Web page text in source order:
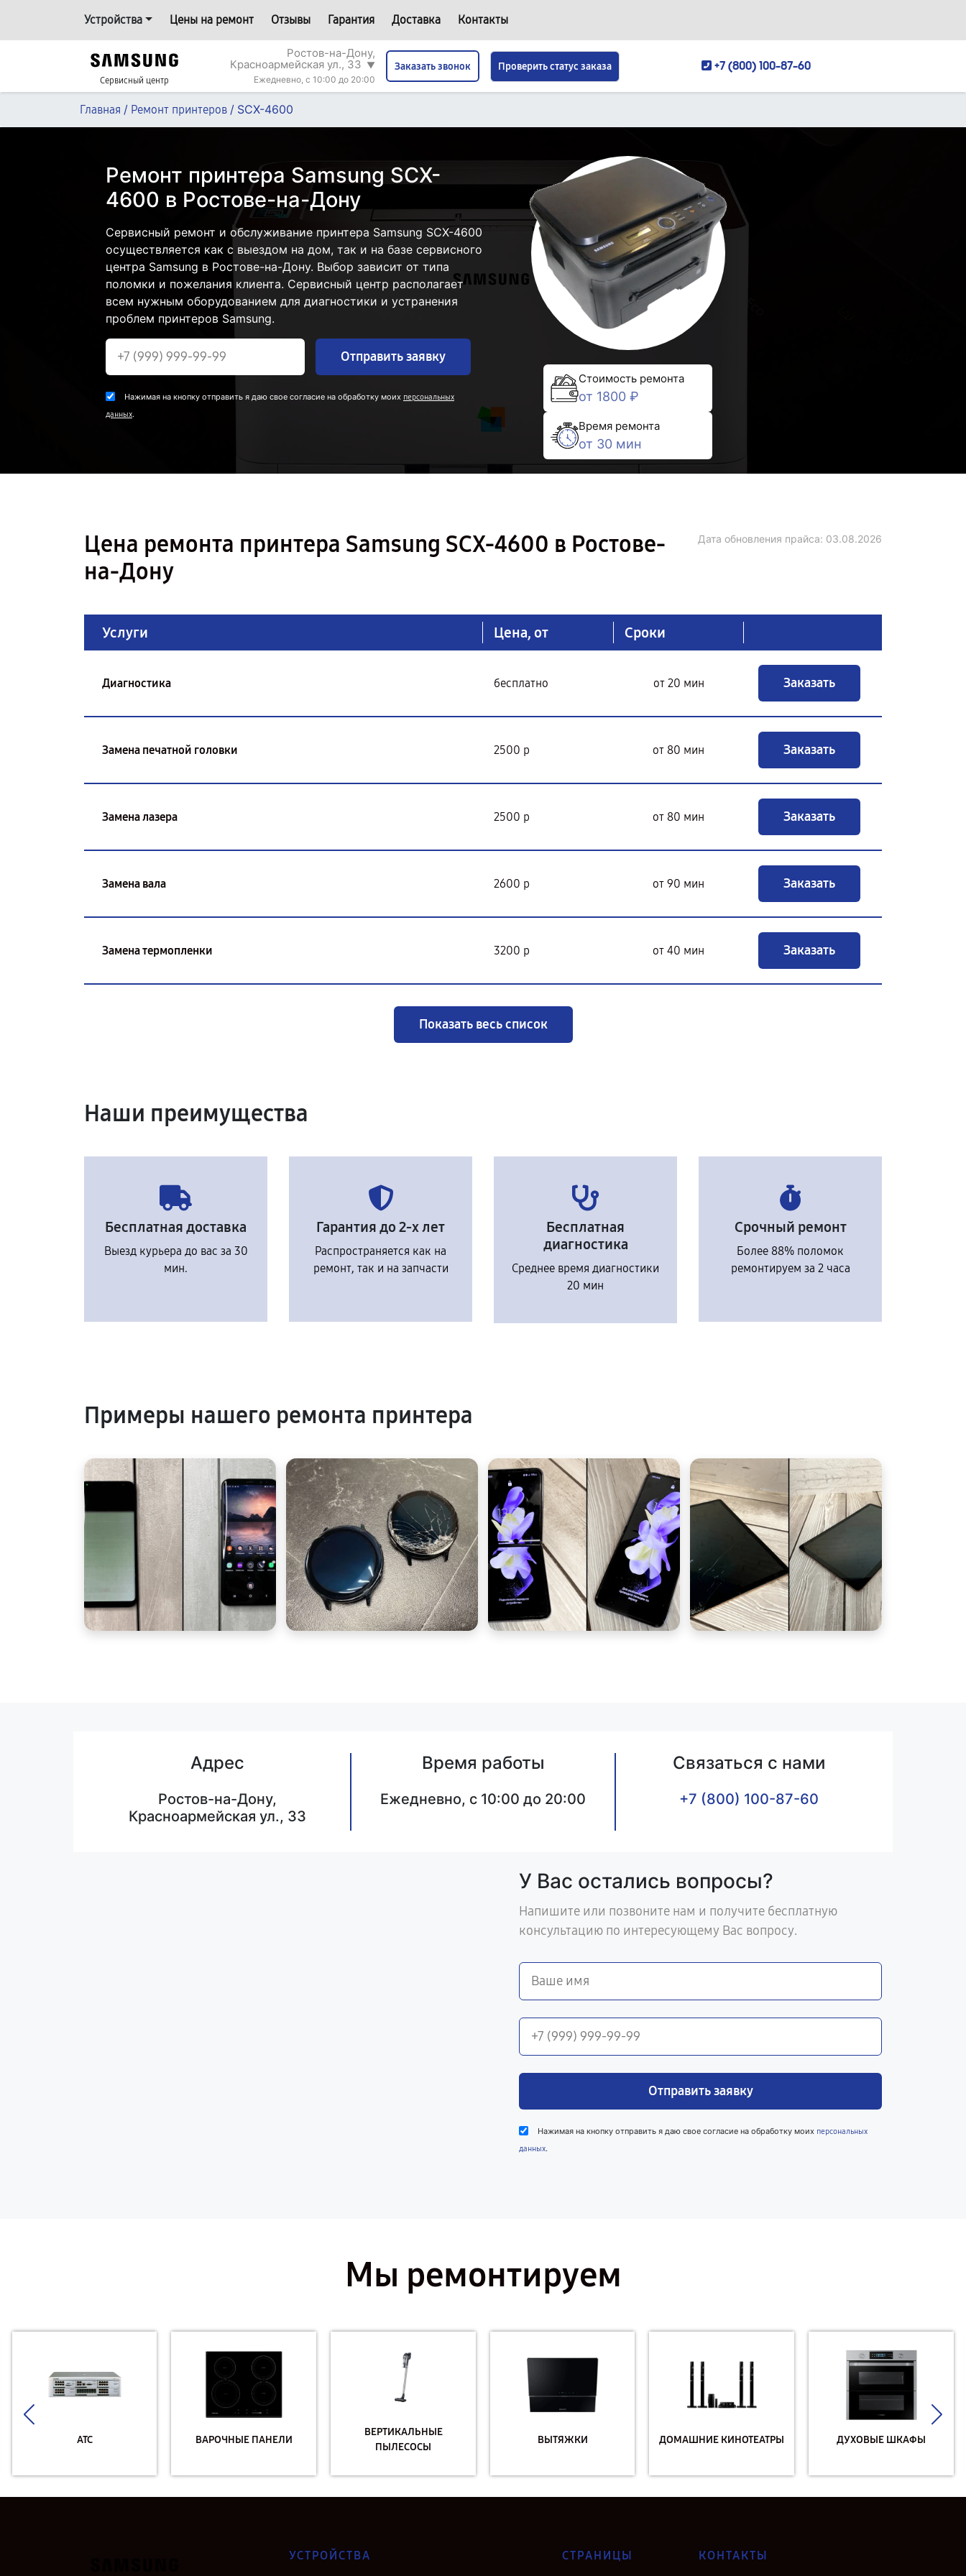
Устройства Цены на ремонт Отзывы Гарантия Доставка Контакты
Сервисный центр
Ростов-на-Дону,
Красноармейская ул., 33 ▼
Ежедневно, с 10:00 до 20:00
Заказать звонок Проверить статус заказа +7 (800) 100-87-60
Главная / Ремонт принтеров / SCX-4600
Ремонт принтера Samsung SCX-
4600 в Ростове-на-Дону
Сервисный ремонт и обслуживание принтера Samsung SCX-4600
осуществляется как с выездом на дом, так и на базе сервисного
центра Samsung в Ростове-на-Дону. Выбор зависит от типа
поломки и пожелания клиента. Сервисный центр располагает
всем нужным оборудованием для диагностики и устранения
проблем принтеров Samsung.
Отправить заявку
Нажимая на кнопку отправить я даю свое согласие на обработку моих персональных
данных.
Стоимость ремонта
от 1800 ₽
Время ремонта
от 30 мин
Цена ремонта принтера Samsung SCX-4600 в Ростове-
на-Дону
Дата обновления прайса: 03.08.2026
Услуги Цена, от Сроки
Диагностика бесплатно от 20 мин Заказать
Замена печатной головки 2500 р от 80 мин Заказать
Замена лазера 2500 р от 80 мин Заказать
Замена вала 2600 р от 90 мин Заказать
Замена термопленки 3200 р от 40 мин Заказать
Показать весь список
Наши преимущества
Бесплатная доставка
Выезд курьера до вас за 30
мин.
Гарантия до 2-х лет
Распространяется как на
ремонт, так и на запчасти
Бесплатная
диагностика
Среднее время диагностики
20 мин
Срочный ремонт
Более 88% поломок
ремонтируем за 2 часа
Примеры нашего ремонта принтера
Адрес
Ростов-на-Дону,
Красноармейская ул., 33
Время работы
Ежедневно, с 10:00 до 20:00
Связаться с нами
+7 (800) 100-87-60
У Вас остались вопросы?
Напишите или позвоните нам и получите бесплатную
консультацию по интересующему Вас вопросу.
Отправить заявку
Нажимая на кнопку отправить я даю свое согласие на обработку моих персональных
данных.
Мы ремонтируем
АТС ВАРОЧНЫЕ ПАНЕЛИ
ВЕРТИКАЛЬНЫЕ
ПЫЛЕСОСЫ
ВЫТЯЖКИ ДОМАШНИЕ КИНОТЕАТРЫ ДУХОВЫЕ ШКАФЫ
УСТРОЙСТВА СТРАНИЦЫ КОНТАКТЫ